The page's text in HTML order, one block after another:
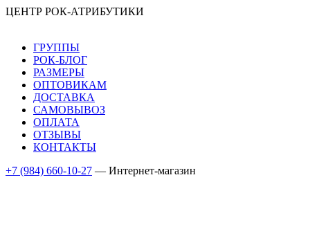
ЦЕНТР РОК-АТРИБУТИКИ
ГРУППЫ
РОК-БЛОГ
РАЗМЕРЫ
ОПТОВИКАМ
ДОСТАВКА
САМОВЫВОЗ
ОПЛАТА
ОТЗЫВЫ
КОНТАКТЫ
+7 (984) 660-10-27 — Интернет-магазин